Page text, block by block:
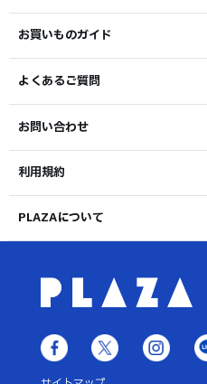
お買いものガイド
よくあるご質問
お問い合わせ
利用規約
PLAZAについて